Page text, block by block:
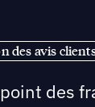
des avis
des